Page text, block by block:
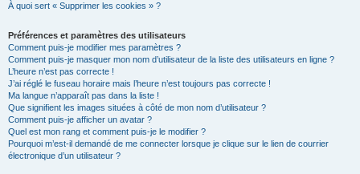
À quoi sert « Supprimer les cookies » ?
Préférences et paramètres des utilisateurs
Comment puis-je modifier mes paramètres ?
Comment puis-je masquer mon nom d’utilisateur de la liste des utilisateurs en ligne ?
L’heure n’est pas correcte !
J’ai réglé le fuseau horaire mais l’heure n’est toujours pas correcte !
Ma langue n’apparaît pas dans la liste !
Que signifient les images situées à côté de mon nom d’utilisateur ?
Comment puis-je afficher un avatar ?
Quel est mon rang et comment puis-je le modifier ?
Pourquoi m’est-il demandé de me connecter lorsque je clique sur le lien de courrier
électronique d’un utilisateur ?